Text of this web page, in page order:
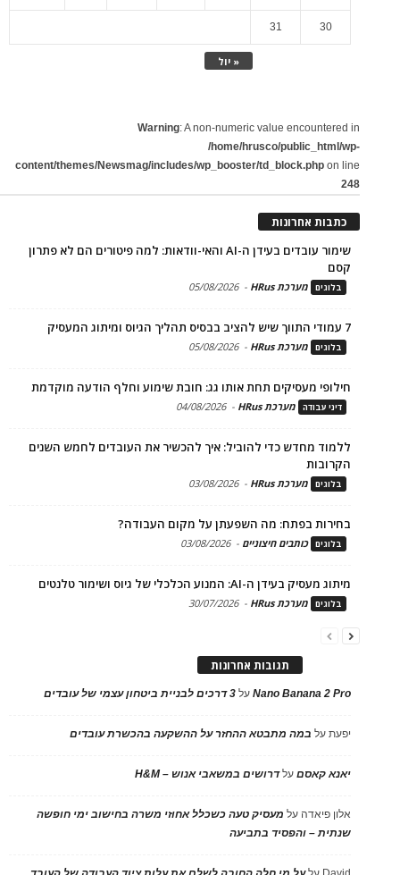
« יול
30
31
Warning: A non-numeric value encountered in
/home/hrusco/public_html/wp-
content/themes/Newsmag/includes/wp_booster/td_block.php on line
248
כתבות אחרונות
שימור עובדים בעידן ה-AI והאי-וודאות: למה פיטורים הם לא פתרון
קסם
בלוגים מערכת HRus -
05/08/2026
7 עמודי התווך שיש להציב בבסיס תהליך הגיוס ומיתוג המעסיק
בלוגים מערכת HRus -
05/08/2026
חילופי מעסיקים תחת אותו גג: חובת שימוע וחלף הודעה מוקדמת
דיני עבודה מערכת HRus -
04/08/2026
ללמוד מחדש כדי להוביל: איך להכשיר את העובדים לחמש השנים
הקרובות
בלוגים מערכת HRus -
03/08/2026
בחירות בפתח: מה השפעתן על מקום העבודה?
בלוגים כותבים חיצוניים -
03/08/2026
מיתוג מעסיק בעידן ה-AI: המנוע הכלכלי של גיוס ושימור טלנטים
בלוגים מערכת HRus -
30/07/2026
תגובות אחרונות
Nano Banana 2 Proעל 3 דרכים לבניית ביטחון עצמי של עובדים
יפעתעל במה מתבטא ההחזר על ההשקעה בהכשרת עובדים
יאנא קאסםעלדרושים במשאבי אנוש – H&M
אלון פיאדה על מעסיק טעה כשכלל אחוזי משרה בחישוב ימי חופשה
שנתית – והפסיד בתביעה